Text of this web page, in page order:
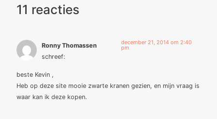
11 reacties
Ronny Thomassen
schreef:
december 21, 2014 om 2:40
pm
beste Kevin ,
Heb op deze site mooie zwarte kranen gezien, en mijn vraag is
waar kan ik deze kopen.